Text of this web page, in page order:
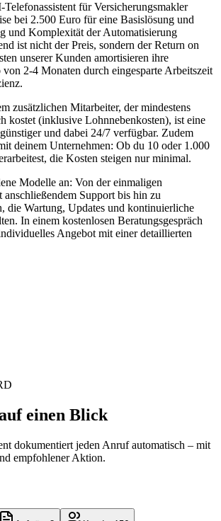
Telefonassistent für Versicherungsmakler
bei 2.500 Euro für eine Basislösung und
und Komplexität der Automatisierung
ist nicht der Preis, sondern der Return on
unserer Kunden amortisieren ihre
2-4 Monaten durch eingesparte Arbeitszeit
zusätzlichen Mitarbeiter, der mindestens
kostet (inklusive Lohnnebenkosten), ist eine
und dabei 24/7 verfügbar. Zudem
deinem Unternehmen: Ob du 10 oder 1.000
die Kosten steigen nur minimal.
Modelle an: Von der einmaligen
Support bis hin zu
die Wartung, Updates und kontinuierliche
In einem kostenlosen Beratungsgespräch
Angebot mit einer detaillierten
einen Blick
dokumentiert jeden Anruf automatisch – mit
empfohlener Aktion.